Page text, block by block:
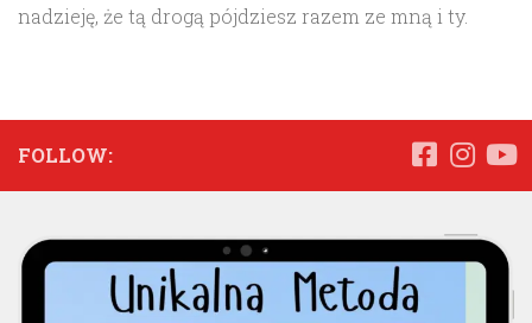
nadzieję, że tą drogą pójdziesz razem ze mną i ty.
FOLLOW: